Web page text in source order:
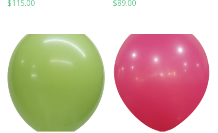
$115.00 $89.00